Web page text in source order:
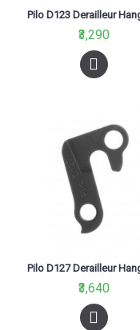
₹3,290
₹3,640